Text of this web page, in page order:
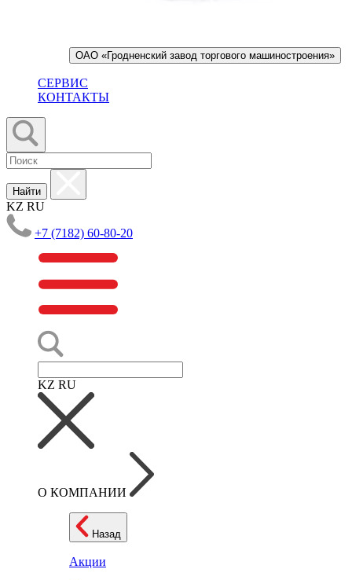
ОАО «Гродненский завод торгового машиностроения»
СЕРВИС
КОНТАКТЫ
Найти
KZ RU
+7 (7182) 60-80-20
KZ RU
О КОМПАНИИ
Назад
Акции